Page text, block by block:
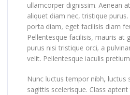
ullamcorper dignissim. Aenean
aliquet diam nec, tristique
porta diam, eget facilisis diam
Pellentesque facilisis, mauris at
purus nisi tristique orci, a
velit. Pellentesque iaculis
Nunc luctus tempor nibh, luctus
sagittis scelerisque. Class